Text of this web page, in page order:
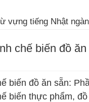
vựng tiếng Nhật
chế biến đồ
biến đồ ăn sẵn:
biến thực phẩm, đồ